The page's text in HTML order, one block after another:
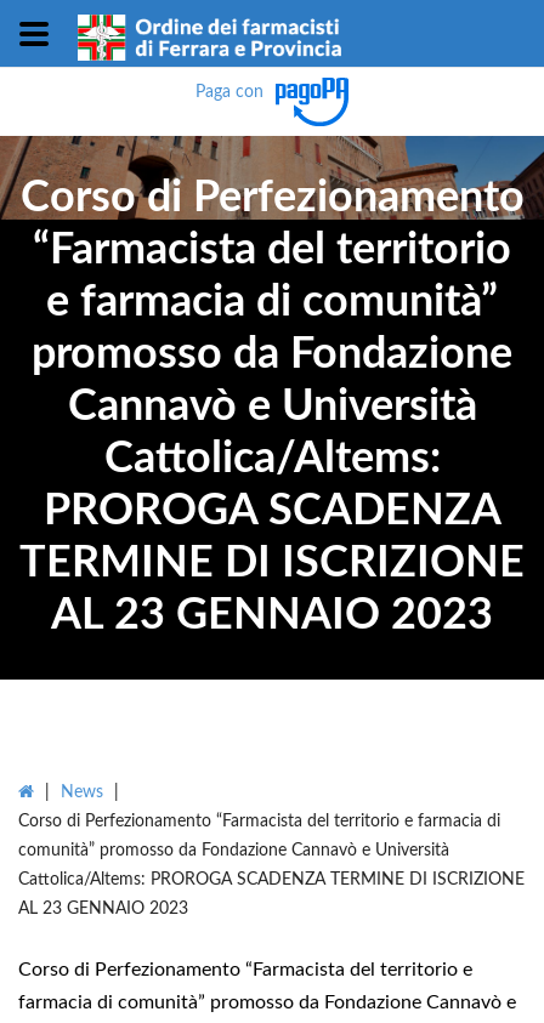
Paga con
Corso di Perfezionamento
“Farmacista del territorio
e farmacia di comunità”
promosso da Fondazione
Cannavò e Università
Cattolica/Altems:
PROROGA SCADENZA
TERMINE DI ISCRIZIONE
AL 23 GENNAIO 2023
News
Corso di Perfezionamento “Farmacista del territorio e farmacia di
comunità” promosso da Fondazione Cannavò e Università
Cattolica/Altems: PROROGA SCADENZA TERMINE DI ISCRIZIONE
AL 23 GENNAIO 2023
Corso di Perfezionamento “Farmacista del territorio e
farmacia di comunità” promosso da Fondazione Cannavò e